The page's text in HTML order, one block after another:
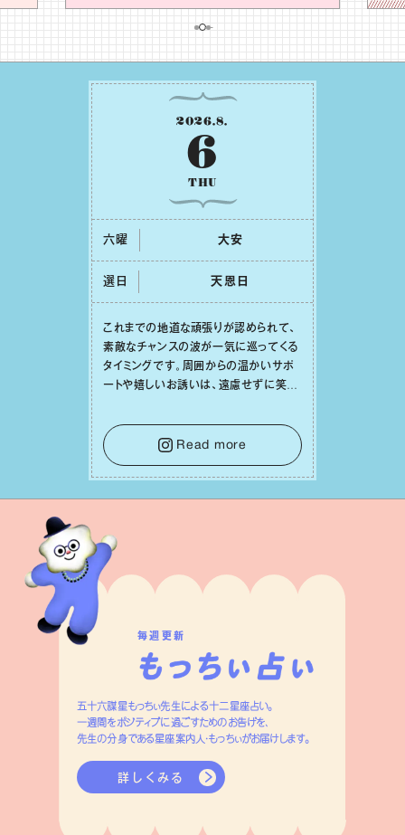
2026.8.
6
THU
六曜 ⼤安
選日 天恩⽇
これまでの地道な頑張りが認められて、
素敵なチャンスの波が⼀気に巡ってくる
タイミングです。周囲からの温かいサポ
ートや嬉しいお誘いは、遠慮せずに笑顔
せになっていくイメージを持って⼀歩を
踏み出して。⼀⼈⼀⼈の良いところが混
ざり合い、ハッピーな未来が形作られて
いきます。
Read more
毎週更新
五十六謀星もっちぃ先生による十二星座占い。
一週間をポジティブに過ごすためのお告げを、
先生の分身である星座案内人・もっちぃがお届けします。
詳しくみる